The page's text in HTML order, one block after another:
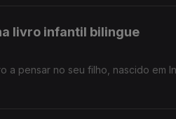
livro infantil bilingue
a pensar no seu filho, nascido em